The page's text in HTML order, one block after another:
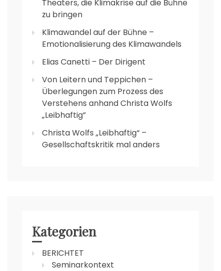
Theaters, die Klimakrise auf die Bühne
zu bringen
Klimawandel auf der Bühne –
Emotionalisierung des Klimawandels
Elias Canetti – Der Dirigent
Von Leitern und Teppichen –
Überlegungen zum Prozess des
Verstehens anhand Christa Wolfs
„Leibhaftig”
Christa Wolfs „Leibhaftig“ –
Gesellschaftskritik mal anders
Kategorien
BERICHTET
Seminarkontext